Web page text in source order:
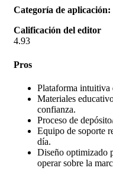
Categoría de aplicación:
Calificación del editor
4.93
Pros
Plataforma intuitiva
Materiales
confianza.
Proceso de
Equipo de soporte
día.
Diseño optimizado
operar sobre la